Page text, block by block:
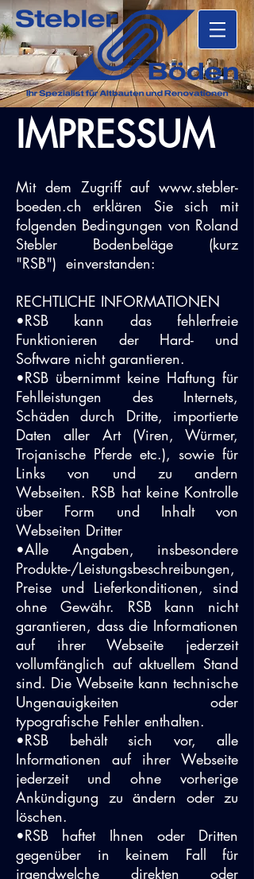
IMPRESSUM
Mit dem Zugriff auf www.stebler-
boeden.ch erklären Sie sich mit
folgenden Bedingungen von Roland
Stebler Bodenbeläge (kurz
"RSB") einverstanden:
RECHTLICHE INFORMATIONEN
•RSB kann das fehlerfreie
Funktionieren der Hard- und
Software nicht garantieren.
•RSB übernimmt keine Haftung für
Fehlleistungen des Internets,
Schäden durch Dritte, importierte
Daten aller Art (Viren, Würmer,
Trojanische Pferde etc.), sowie für
Links von und zu andern
Webseiten. RSB hat keine Kontrolle
über Form und Inhalt von
Webseiten Dritter
•Alle Angaben, insbesondere
Produkte-/Leistungsbeschreibungen,
Preise und Lieferkonditionen, sind
ohne Gewähr. RSB kann nicht
garantieren, dass die Informationen
auf ihrer Webseite jederzeit
vollumfänglich auf aktuellem Stand
sind. Die Webseite kann technische
Ungenauigkeiten oder
typografische Fehler enthalten.
•RSB behält sich vor, alle
Informationen auf ihrer Webseite
jederzeit und ohne vorherige
Ankündigung zu ändern oder zu
löschen.
•RSB haftet Ihnen oder Dritten
gegenüber in keinem Fall für
irgendwelche direkten oder